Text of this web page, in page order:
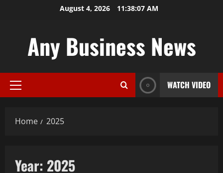
August 4, 2026 11:38:08 AM
Any Business News
Primary
WATCH VIDEO
Home 2025
Year: 2025